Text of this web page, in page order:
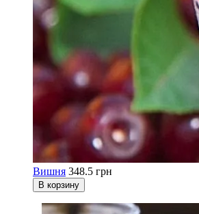
Вишня 348.5 грн
В корзину